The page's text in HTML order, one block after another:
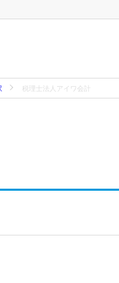
税理士法人アイワ会計